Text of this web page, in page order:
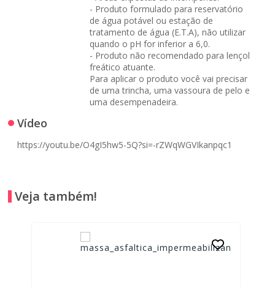
- Produto formulado para reservatório
de água potável ou estação de
tratamento de água (E.T.A), não utilizar
quando o pH for inferior a 6,0.
- Produto não recomendado para lençol
freático atuante.
Para aplicar o produto você vai precisar
de uma trincha, uma vassoura de pelo e
uma desempenadeira.
Vídeo
https://youtu.be/O4gI5hw5-5Q?si=-rZWqWGVIkanpqc1
Veja também!